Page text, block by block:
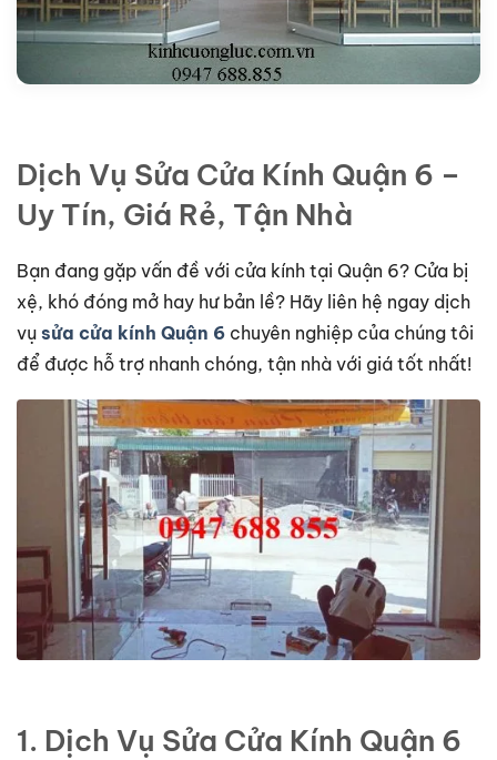
Dịch Vụ Sửa Cửa Kính Quận 6 –
Uy Tín, Giá Rẻ, Tận Nhà
Bạn đang gặp vấn đề với cửa kính tại Quận 6? Cửa bị
xệ, khó đóng mở hay hư bản lề? Hãy liên hệ ngay dịch
vụ sửa cửa kính Quận 6 chuyên nghiệp của chúng tôi
để được hỗ trợ nhanh chóng, tận nhà với giá tốt nhất!
1. Dịch Vụ Sửa Cửa Kính Quận 6